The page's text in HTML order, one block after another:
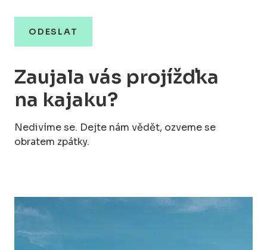
Zaujala vás projížďka
na kajaku?
Nedivíme se. Dejte nám vědět, ozveme se
obratem zpátky.